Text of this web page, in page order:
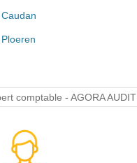
comptable - AGORA